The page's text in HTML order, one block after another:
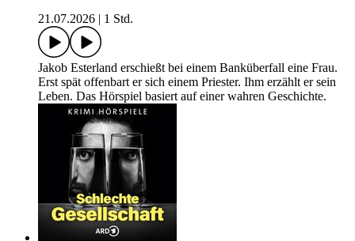
21.07.2026
1 Std.
Jakob Esterland erschießt bei einem Banküberfall eine Frau.
Erst spät offenbart er sich einem Priester. Ihm erzählt er sein
Leben. Das Hörspiel basiert auf einer wahren Geschichte.